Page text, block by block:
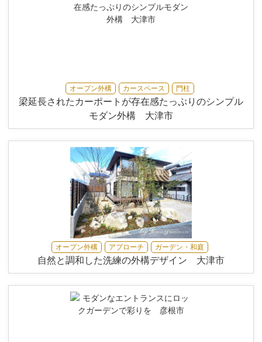
オープン外構 カースペース 門柱
梁延長されたカーポートが存在感たっぷりのシンプル
モダン外構 大津市
オープン外構 アプローチ ガーデン・和庭
自然と調和した洗練の外構デザイン 大津市